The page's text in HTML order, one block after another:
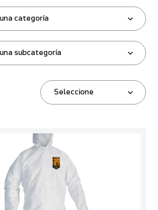
categoría
subcategoría
Seleccione